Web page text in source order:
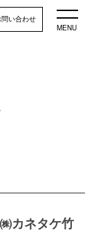
問い合わせ
MENU
カネタケ竹